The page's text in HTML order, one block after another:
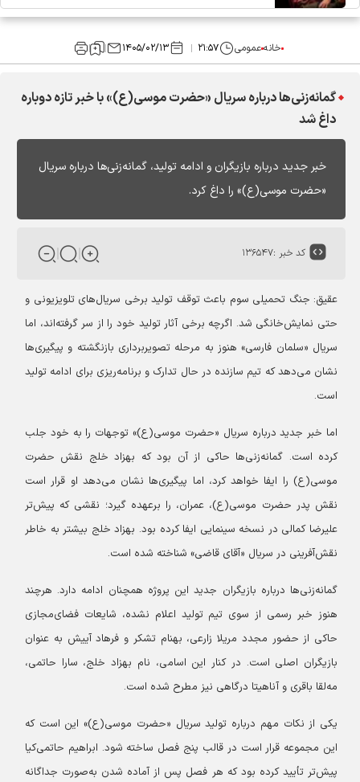
خانهعمومی ۲۱:۵۷ ۱۴۰۵/۰۲/۱۳
گمانه‌زنی‌ها درباره سریال «حضرت موسی(ع)» با خبر تازه دوباره
داغ شد
خبر جدید درباره بازیگران و ادامه تولید، گمانه‌زنی‌ها درباره سریال
«حضرت موسی(ع)» را داغ کرد.
کد خبر :۱۳۶۵۴۷
عقیق: جنگ تحمیلی سوم باعث توقف تولید برخی سریال‌های تلویزیونی و
حتی نمایش‌خانگی شد. اگرچه برخی آثار تولید خود را از سر گرفته‌اند، اما
سریال «سلمان فارسی» هنوز به مرحله تصویربرداری بازنگشته و پیگیری‌ها
نشان می‌دهد که تیم سازنده در حال تدارک و برنامه‌ریزی برای ادامه تولید
است.
اما خبر جدید درباره سریال «حضرت موسی(ع)» توجهات را به خود جلب
کرده است. گمانه‌زنی‌ها حاکی از آن بود که بهزاد خلج نقش حضرت
موسی(ع) را ایفا خواهد کرد، اما پیگیری‌ها نشان می‌دهد او قرار است
نقش پدر حضرت موسی(ع)، عمران، را برعهده گیرد؛ نقشی که پیش‌تر
علیرضا کمالی در نسخه سینمایی ایفا کرده بود. بهزاد خلج بیشتر به خاطر
نقش‌آفرینی در سریال «آقای قاضی» شناخته شده است.
گمانه‌زنی‌ها درباره بازیگران جدید این پروژه همچنان ادامه دارد. هرچند
هنوز خبر رسمی از سوی تیم تولید اعلام نشده، شایعات فضای‌مجازی
حاکی از حضور مجدد مریلا زارعی، بهنام تشکر و فرهاد آییش به عنوان
بازیگران اصلی است. در کنار این اسامی، نام بهزاد خلج، سارا حاتمی،
مه‌لقا باقری و آناهیتا درگاهی نیز مطرح شده است.
یکی از نکات مهم درباره تولید سریال «حضرت موسی(ع)» این است که
این مجموعه قرار است در قالب پنج فصل ساخته شود. ابراهیم حاتمی‌کیا
پیش‌تر تأیید کرده بود که هر فصل پس از آماده شدن به‌صورت جداگانه